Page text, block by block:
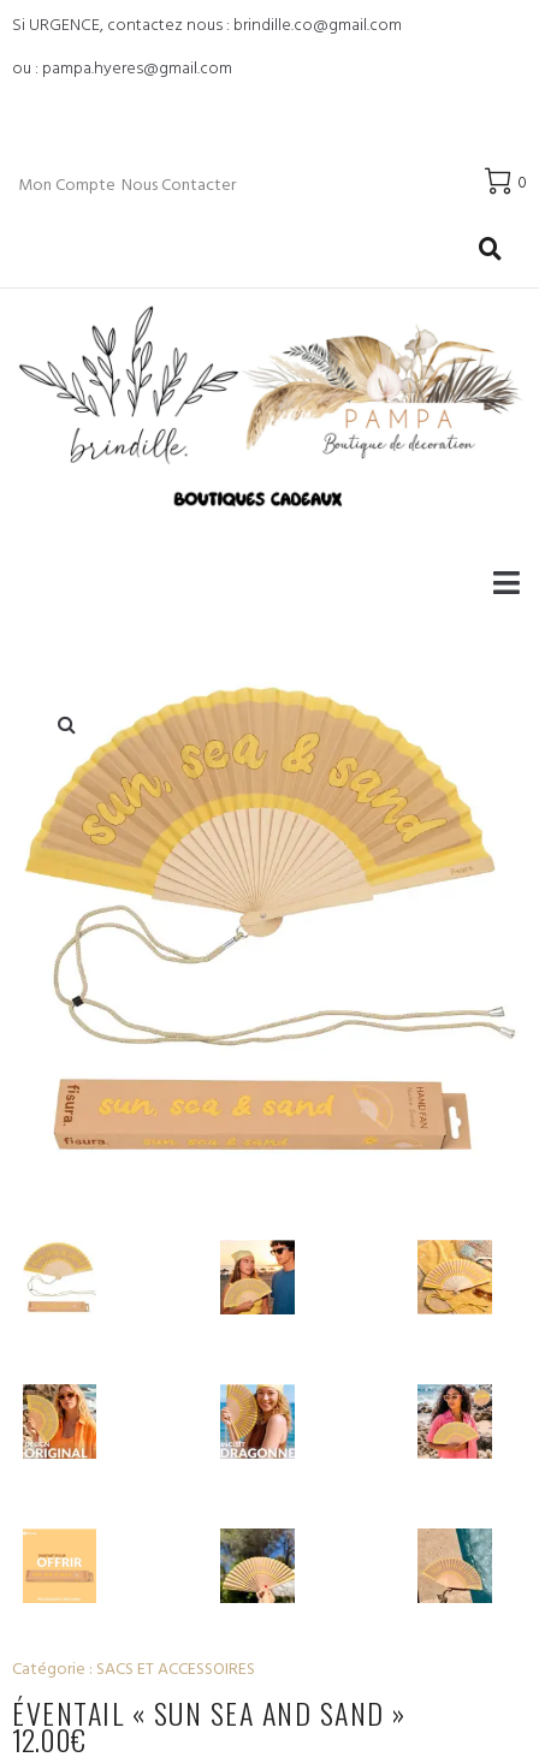
Si URGENCE, contactez nous : brindille.co@gmail.com
ou : pampa.hyeres@gmail.com
Mon Compte Nous Contacter 0
Catégorie : SACS ET ACCESSOIRES
ÉVENTAIL « SUN SEA AND SAND »
12.00€